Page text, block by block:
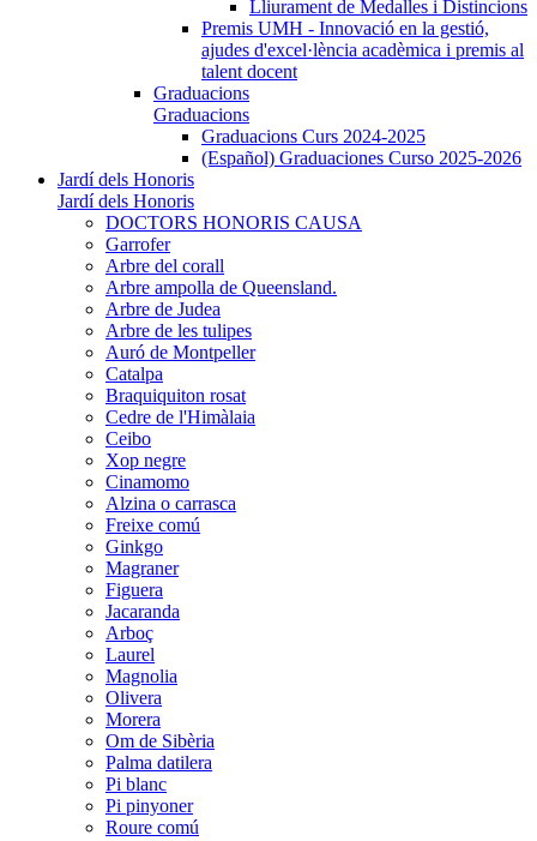
Lliurament de Medalles i Distincions
Premis UMH - Innovació en la gestió,
ajudes d'excel·lència acadèmica i premis al
talent docent
Graduacions
Graduacions
Graduacions Curs 2024-2025
(Español) Graduaciones Curso 2025-2026
Jardí dels Honoris
Jardí dels Honoris
DOCTORS HONORIS CAUSA
Garrofer
Arbre del corall
Arbre ampolla de Queensland.
Arbre de Judea
Arbre de les tulipes
Auró de Montpeller
Catalpa
Braquiquiton rosat
Cedre de l'Himàlaia
Ceibo
Xop negre
Cinamomo
Alzina o carrasca
Freixe comú
Ginkgo
Magraner
Figuera
Jacaranda
Arboç
Laurel
Magnolia
Olivera
Morera
Om de Sibèria
Palma datilera
Pi blanc
Pi pinyoner
Roure comú